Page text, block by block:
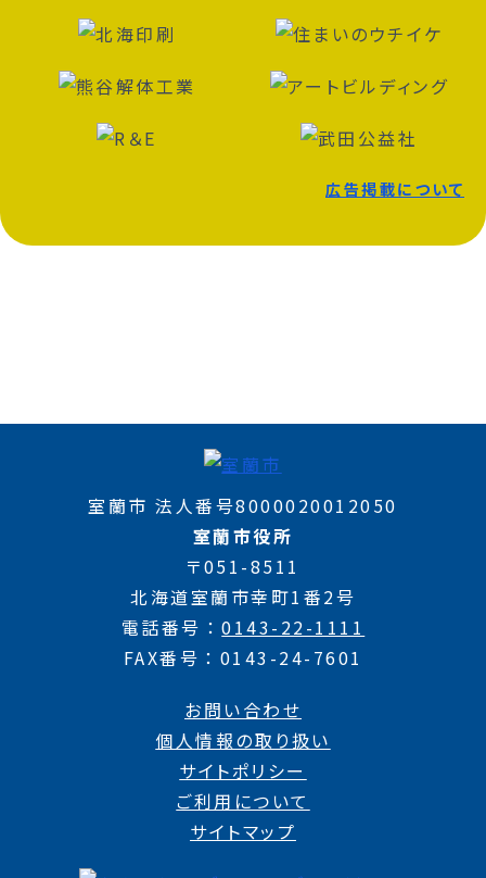
広告掲載について
室蘭市 法人番号8000020012050
室蘭市役所
〒051-8511
北海道室蘭市幸町1番2号
電話番号
0143-22-1111
FAX番号
0143-24-7601
お問い合わせ
個人情報の取り扱い
サイトポリシー
ご利用について
サイトマップ